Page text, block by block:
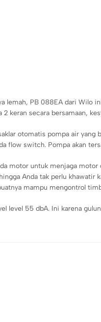
lemah, PB 088EA dari Wilo
keran secara bersamaan,
otomatis pompa air
flow switch. Pompa akan
motor untuk menjaga
Anda tak perlu khawatir
mampu mengontrol
level 55 dbA. Ini karena